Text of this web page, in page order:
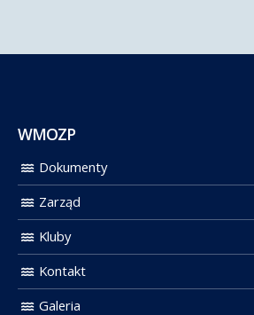
WMOZP
Dokumenty
Zarząd
Kluby
Kontakt
Galeria